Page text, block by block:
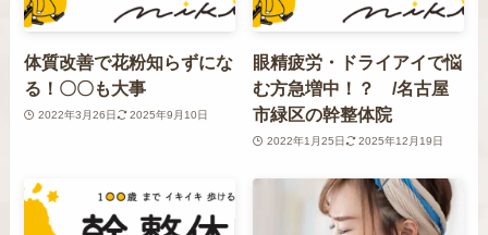
体質改善で花粉知らずにな
る！〇〇も大事
2022年3月26日 2025年9月10日
眼精疲労・ドライアイで悩
む方急増中！？ /名古屋
市緑区の幹整体院
2022年1月25日 2025年12月19日